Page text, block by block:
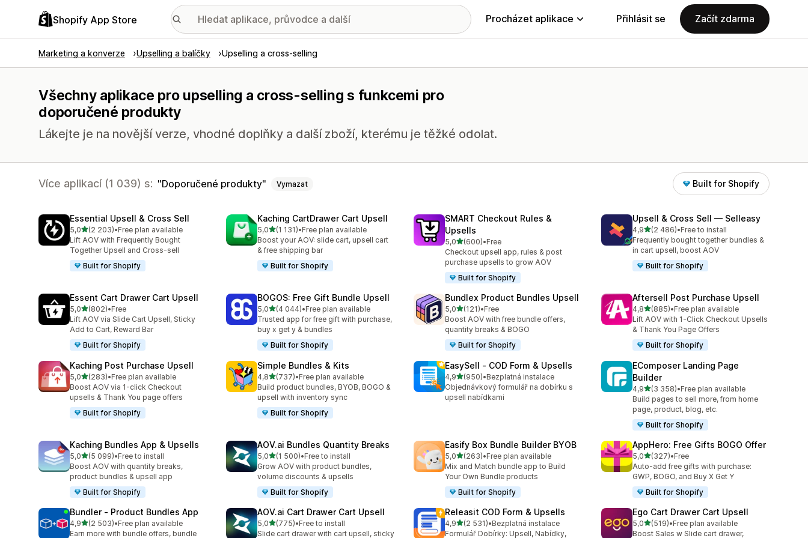
Shopify App Store Procházet aplikace Přihlásit se Začít zdarma
Marketing a konverze Upselling a balíčky Upselling a cross-selling
Všechny aplikace pro upselling a cross-selling s funkcemi pro
doporučené produkty
Lákejte je na novější verze, vhodné doplňky a další zboží, kterému je těžké odolat.
Více aplikací (1 039) s: Doporučené produkty Vymazat Built for Shopify
Essential Upsell & Cross Sell
5,0z 5 hvězd
(2 203)
Celkový počet recenzí: 2203
•Free plan available
Lift AOV with Frequently Bought
Together Upsell and Cross-sell
Built for Shopify
Kaching CartDrawer Cart Upsell
5,0z 5 hvězd
(1 131)
Celkový počet recenzí: 1131
•Free plan available
Boost your AOV: slide cart, upsell cart
& free shipping bar
Built for Shopify
SMART Checkout Rules &
Upsells
5,0z 5 hvězd
(600)
Celkový počet recenzí: 600
•Free
Checkout upsell app, rules & post
purchase upsells to grow AOV
Built for Shopify
Upsell & Cross Sell — Selleasy
4,9z 5 hvězd
(2 486)
Celkový počet recenzí: 2486
•Free to install
Frequently bought together bundles &
in cart upsell, boost AOV
Built for Shopify
Essent Cart Drawer Cart Upsell
5,0z 5 hvězd
(802)
Celkový počet recenzí: 802
•Free
Lift AOV via Slide Cart Upsell, Sticky
Add to Cart, Reward Bar
Built for Shopify
BOGOS: Free Gift Bundle Upsell
5,0z 5 hvězd
(4 044)
Celkový počet recenzí: 4044
•Free plan available
Trusted app for free gift with purchase,
buy x get y & bundles
Built for Shopify
Bundlex Product Bundles Upsell
5,0z 5 hvězd
(121)
Celkový počet recenzí: 121
•Free
Boost AOV with free bundle offers,
quantity breaks & BOGO
Built for Shopify
Aftersell Post Purchase Upsell
4,8z 5 hvězd
(885)
Celkový počet recenzí: 885
•Free plan available
Lift AOV with 1-Click Checkout Upsells
& Thank You Page Offers
Built for Shopify
Kaching Post Purchase Upsell
5,0z 5 hvězd
(283)
Celkový počet recenzí: 283
•Free plan available
Boost AOV via 1-click Checkout
upsells & Thank You page offers
Built for Shopify
Simple Bundles & Kits
4,8z 5 hvězd
(737)
Celkový počet recenzí: 737
•Free plan available
Build product bundles, BYOB, BOGO &
upsell with inventory sync
Built for Shopify
EasySell ‑ COD Form & Upsells
4,9z 5 hvězd
(950)
Celkový počet recenzí: 950
•Bezplatná instalace
Objednávkový formulář na dobírku s
upsell nabídkami
EComposer Landing Page
Builder
4,9z 5 hvězd
(3 358)
Celkový počet recenzí: 3358
•Free plan available
Build pages to sell more, from home
page, product, blog, etc.
Built for Shopify
Kaching Bundles App & Upsells
5,0z 5 hvězd
(5 099)
Celkový počet recenzí: 5099
•Free to install
Boost AOV with quantity breaks,
product bundles & upsell app
Built for Shopify
AOV.ai Bundles Quantity Breaks
5,0z 5 hvězd
(1 500)
Celkový počet recenzí: 1500
•Free to install
Grow AOV with product bundles,
volume discounts & upsells
Built for Shopify
Easify Box Bundle Builder BYOB
5,0z 5 hvězd
(263)
Celkový počet recenzí: 263
•Free plan available
Mix and Match bundle app to Build
Your Own Bundle products
Built for Shopify
AppHero: Free Gifts BOGO Offer
5,0z 5 hvězd
(327)
Celkový počet recenzí: 327
•Free
Auto-add free gifts with purchase:
GWP, BOGO, and Buy X Get Y
Built for Shopify
Bundler ‑ Product Bundles App
4,9z 5 hvězd
(2 503)
Celkový počet recenzí: 2503
•Free plan available
Earn more with bundle offers, bundle
AOV.ai Cart Drawer Cart Upsell
5,0z 5 hvězd
(775)
Celkový počet recenzí: 775
•Free to install
Slide cart drawer with cart upsell, sticky
Releasit COD Form & Upsells
4,9z 5 hvězd
(2 531)
Celkový počet recenzí: 2531
•Bezplatná instalace
Formulář Dobírky: Upsell, Nabídky,
Ego Cart Drawer Cart Upsell
5,0z 5 hvězd
(519)
Celkový počet recenzí: 519
•Free plan available
Boost Sales w Slide cart drawer,